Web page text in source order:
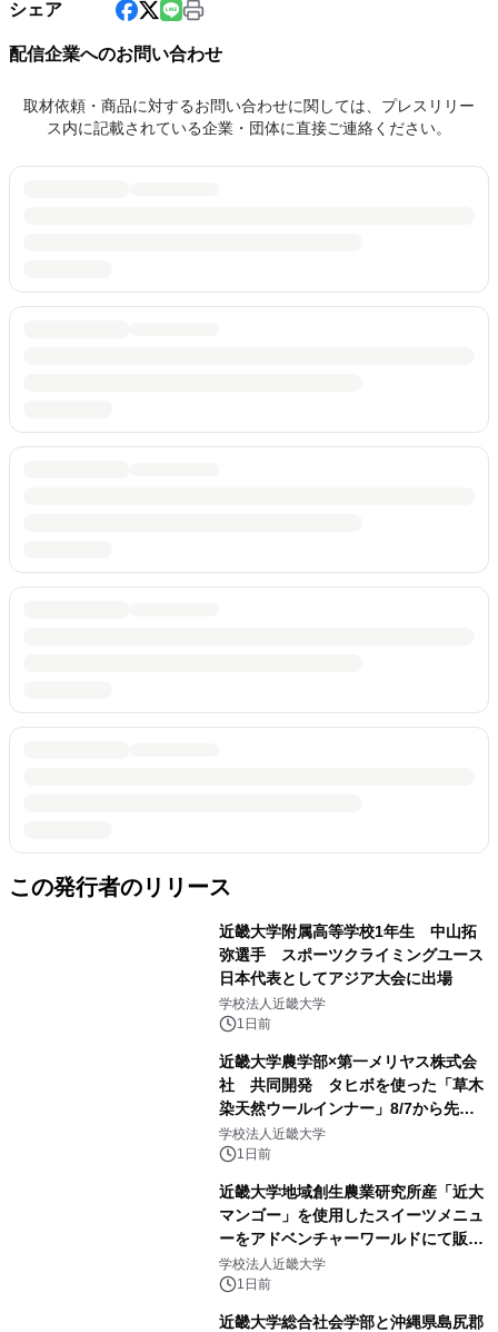
シェア
配信企業へのお問い合わせ
取材依頼・商品に対するお問い合わせに関しては、プレスリリー
ス内に記載されている企業・団体に直接ご連絡ください。
この発行者のリリース
近畿大学附属高等学校1年生 中山拓
弥選手 スポーツクライミングユース
日本代表としてアジア大会に出場
学校法人近畿大学
1日前
近畿大学農学部×第一メリヤス株式会
社 共同開発 タヒボを使った「草木
染天然ウールインナー」8/7から先行
販売
学校法人近畿大学
1日前
近畿大学地域創生農業研究所産「近大
マンゴー」を使用したスイーツメニュ
ーをアドベンチャーワールドにて販売
します パークでしか味わえない期間
限定スイーツを楽しんで♪
学校法人近畿大学
1日前
近畿大学総合社会学部と沖縄県島尻郡